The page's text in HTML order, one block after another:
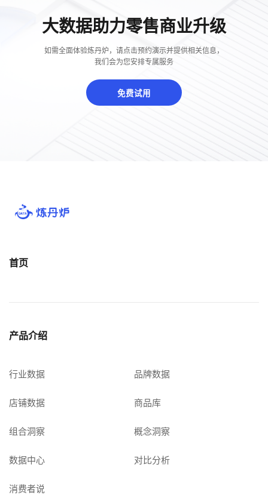
大数据助力零售商业升级
如需全面体验炼丹炉，请点击预约演示并提供相关信息，
我们会为您安排专属服务
免费试用
首页
产品介绍
行业数据 品牌数据
店铺数据 商品库
组合洞察 概念洞察
数据中心 对比分析
消费者说